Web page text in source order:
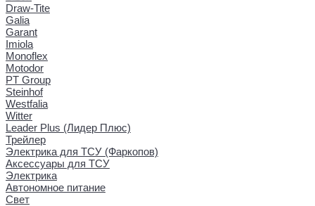
Draw-Tite
Galia
Garant
Imiola
Monoflex
Motodor
PT Group
Steinhof
Westfalia
Witter
Leader Plus (Лидер Плюс)
Трейлер
Электрика для ТСУ (Фаркопов)
Аксессуары для ТСУ
Электрика
Автономное питание
Свет